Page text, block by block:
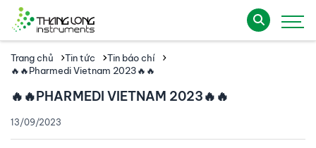
Trang chủ Tin tức
Tin báo chí
🔥🔥Pharmedi Vietnam 2023🔥🔥
🔥🔥PHARMEDI VIETNAM 2023🔥🔥
13/09/2023